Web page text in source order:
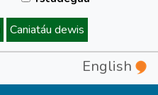
Caniatáu dewis
English